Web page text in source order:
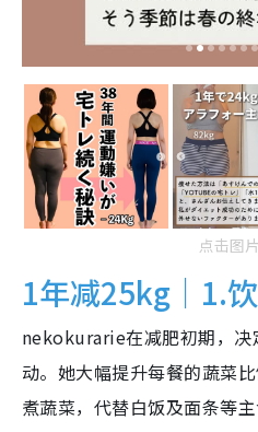
点击图
1年减25kg｜1.
nekokurarie在减肥初期，决
动。她大幅提升每餐的蔬菜
煮蔬菜，代替白饭及面条等